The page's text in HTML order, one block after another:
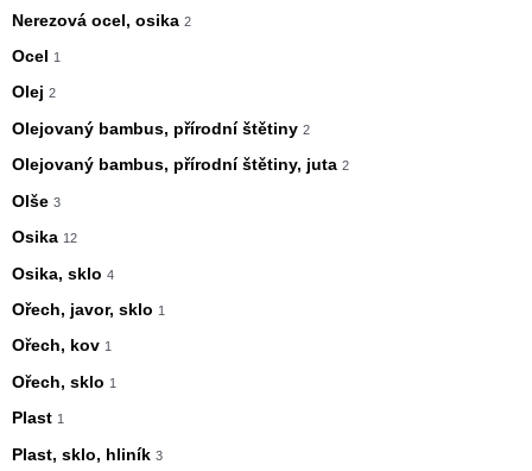
Nerezová ocel, osika 2
Ocel 1
Olej 2
Olejovaný bambus, přírodní štětiny 2
Olejovaný bambus, přírodní štětiny, juta 2
Olše 3
Osika 12
Osika, sklo 4
Ořech, javor, sklo 1
Ořech, kov 1
Ořech, sklo 1
Plast 1
Plast, sklo, hliník 3